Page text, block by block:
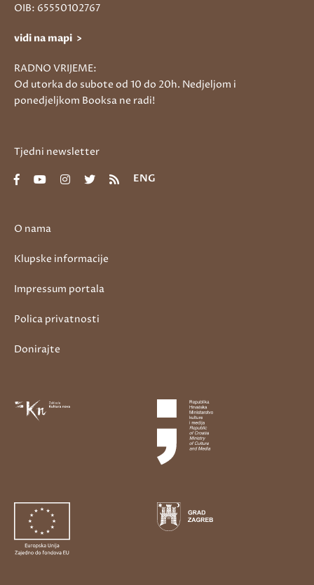
O nama
Klupske informacije
Impressum portala
Polica privatnosti
Donirajte
OIB: 65550102767
vidi na mapi >
RADNO VRIJEME:
Od utorka do subote od 10 do 20h. Nedjeljom i
ponedjeljkom Booksa ne radi!
Tjedni newsletter
ENG